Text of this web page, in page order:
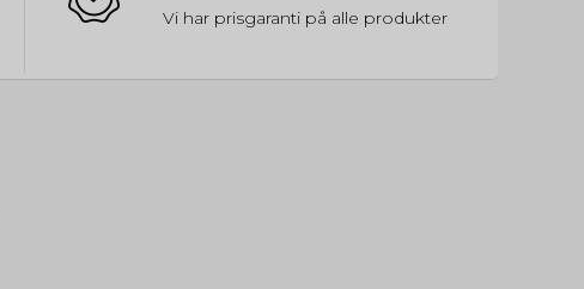
Vi har prisgaranti på alle produkter